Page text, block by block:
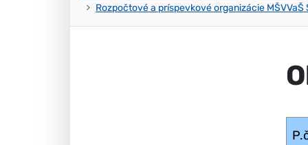
Rozpočtové a príspevkové organizácie MŠVVaŠ